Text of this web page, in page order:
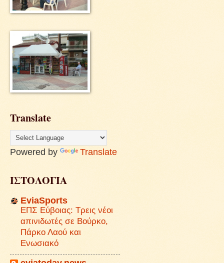
Translate
Powered by Translate
ΙΣΤΟΛΟΓΙΑ
EviaSports
ΕΠΣ Εύβοιας: Τρεις νέοι
απινιδωτές σε Βούρκο,
Πάρκο Λαού και
Ενωσιακό